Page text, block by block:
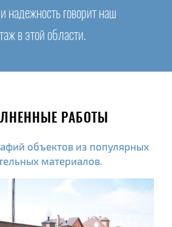
надежность говорит наш
в этой области.
РАБОТЫ
объектов из популярных
материалов.